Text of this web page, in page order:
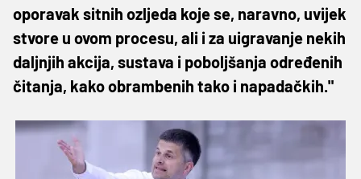
oporavak sitnih ozljeda koje se, naravno, uvijek
stvore u ovom procesu, ali i za uigravanje nekih
daljnjih akcija, sustava i poboljšanja određenih
čitanja, kako obrambenih tako i napadačkih."